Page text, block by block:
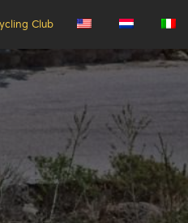
Club